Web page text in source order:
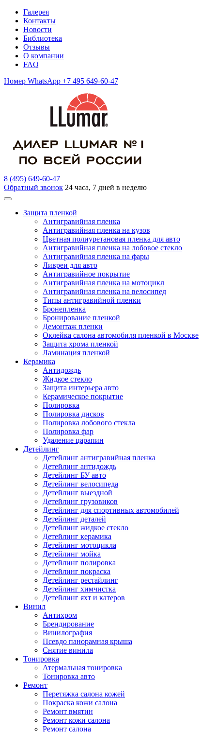
Галерея
Контакты
Новости
Библиотека
Отзывы
О компании
FAQ
Номер WhatsApp +7 495 649-60-47
8 (495) 649-60-47
Обратный звонок 24 часа, 7 дней в неделю
Защита пленкой
Антигравийная пленка
Антигравийная пленка на кузов
Цветная полиуретановая пленка для авто
Антигравийная пленка на лобовое стекло
Антигравийная пленка на фары
Ливреи для авто
Антигравийное покрытие
Антигравийная пленка на мотоцикл
Антигравийная пленка на велосипед
Типы антигравийной пленки
Бронепленка
Бронирование пленкой
Демонтаж пленки
Оклейка салона автомобиля пленкой в Москве
Защита хрома пленкой
Ламинация пленкой
Керамика
Антидождь
Жидкое стекло
Защита интерьера авто
Керамическое покрытие
Полировка
Полировка дисков
Полировка лобового стекла
Полировка фар
Удаление царапин
Детейлинг
Детейлинг антигравийная пленка
Детейлинг антидождь
Детейлинг БУ авто
Детейлинг велосипеда
Детейлинг выездной
Детейлинг грузовиков
Детейлинг для спортивных автомобилей
Детейлинг деталей
Детейлинг жидкое стекло
Детейлинг керамика
Детейлинг мотоцикла
Детейлинг мойка
Детейлинг полировка
Детейлинг покраска
Детейлинг рестайлинг
Детейлинг химчистка
Детейлинг яхт и катеров
Винил
Антихром
Брендирование
Винилография
Псевдо панорамная крыша
Снятие винила
Тонировка
Атермальная тонировка
Тонировка авто
Ремонт
Перетяжка салона кожей
Покраска кожи салона
Ремонт вмятин
Ремонт кожи салона
Ремонт салона